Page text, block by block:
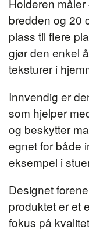
Holderen
bredden og 20
plass til flere
gjør den enkel
teksturer i
Innvendig er
som hjelper
og beskytter
egnet for både
eksempel i
Designet
produktet er et
fokus på